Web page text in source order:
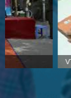
VTC nói gì về